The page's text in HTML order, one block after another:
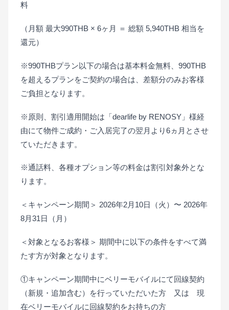
料
（月額 最大990THB × 6ヶ月 ＝ 総額 5,940THB 相当を
還元）
※990THBプラン以下の場合は基本料金無料、990THB
を超えるプランをご契約の場合は、差額分のみお客様
ご負担となります。
※原則、割引適用開始は「dearlife by RENOSY」様経
由にて物件ご成約・ご入居完了の翌月より6ヵ月とさせ
ていただきます。
※通話料、各種オプション等の料金は割引対象外とな
ります。
＜キャンペーン期間＞ 2026年2月10日（火）〜 2026年
8月31日（月）
＜対象となるお客様＞ 期間中に以下の条件をすべて満
たす方が対象となります。
①キャンペーン期間中にベリーモバイルにて回線契約
（新規・追加含む）を行っていただいた方 又は 現
在ベリーモバイルに回線契約をお持ちの方